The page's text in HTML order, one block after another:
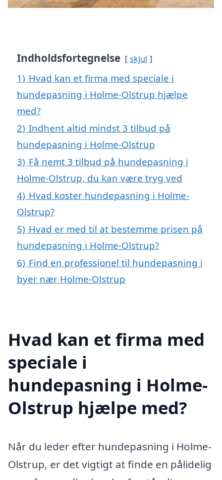
Indholdsfortegnelse skjul
1) Hvad kan et firma med speciale i
hundepasning i Holme-Olstrup hjælpe
med?
2) Indhent altid mindst 3 tilbud på
hundepasning i Holme-Olstrup
3) Få nemt 3 tilbud på hundepasning i
Holme-Olstrup, du kan være tryg ved
4) Hvad koster hundepasning i Holme-
Olstrup?
5) Hvad er med til at bestemme prisen på
hundepasning i Holme-Olstrup?
6) Find en professionel til hundepasning i
byer nær Holme-Olstrup
Hvad kan et firma med
speciale i
hundepasning i Holme-
Olstrup hjælpe med?
Når du leder efter hundepasning i Holme-
Olstrup, er det vigtigt at finde en pålidelig